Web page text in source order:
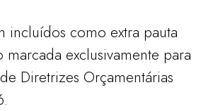
incluídos como extra pauta
marcada exclusivamente para
Diretrizes Orçamentárias